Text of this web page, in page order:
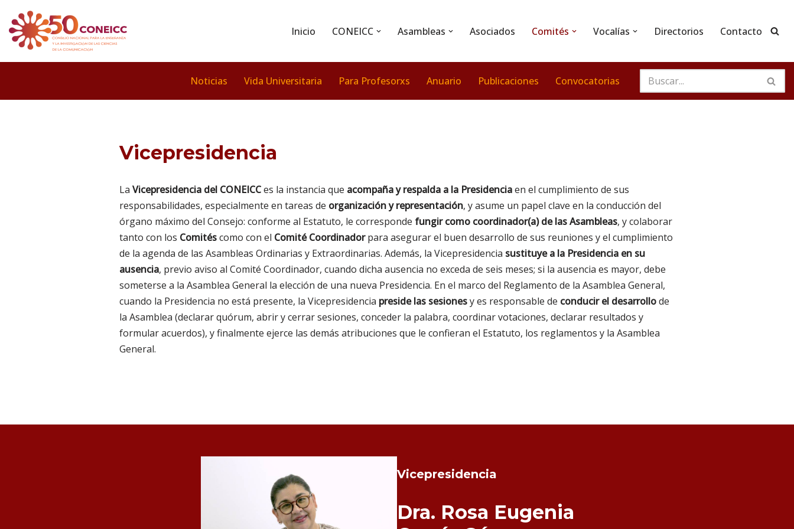
Saltar
contenido
Inicio CONEICC Asambleas Asociados Comités Vocalías Directorios Contacto
Noticias Vida Universitaria Para Profesorxs Anuario Publicaciones Convocatorias
Vicepresidencia
La Vicepresidencia del CONEICCes la instancia que acompaña y respalda a la Presidenciaen el cumplimiento de sus
responsabilidades, especialmente en tareas de organización y representación, y asume un papel clave en la conducción del
órgano máximo del Consejo: conforme al Estatuto, le corresponde fungir como coordinador(a) de las Asambleas, y colaborar
tanto con los Comitéscomo con el Comité Coordinadorpara asegurar el buen desarrollo de sus reuniones y el cumplimiento
de la agenda de las Asambleas Ordinarias y Extraordinarias. Además, la Vicepresidencia sustituye a la Presidencia en su
ausencia, previo aviso al Comité Coordinador, cuando dicha ausencia no exceda de seis meses; si la ausencia es mayor, debe
someterse a la Asamblea General la elección de una nueva Presidencia. En el marco del Reglamento de la Asamblea General,
cuando la Presidencia no está presente, la Vicepresidencia preside las sesionesy es responsable de conducir el desarrollode
la Asamblea (declarar quórum, abrir y cerrar sesiones, conceder la palabra, coordinar votaciones, declarar resultados y
formular acuerdos), y finalmente ejerce las demás atribuciones que le confieran el Estatuto, los reglamentos y la Asamblea
General.
Vicepresidencia
Dra. Rosa Eugenia